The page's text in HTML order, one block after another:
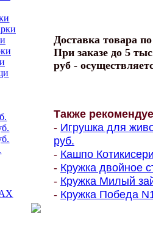
Доставка товара
При заказе до 5
руб -
Также
- Игрушка для
руб.
- Кашпо
- Кружка двойное
- Кружка Милый
- Кружка Победа